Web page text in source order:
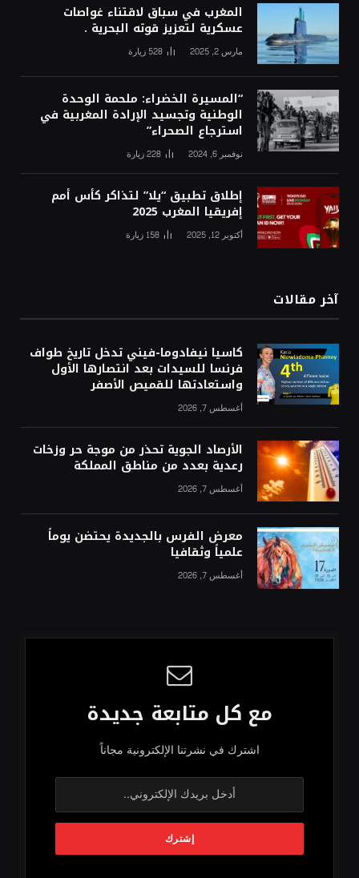
المغرب في سباق لاقتناء غواصات
عسكرية لتعزيز قوته البحرية .
مارس 2, 2025 528 زيارة
“المسيرة الخضراء: ملحمة الوحدة
الوطنية وتجسيد الإرادة المغربية في
استرجاع الصحراء”
نوفمبر 6, 2024 228زيارة
إطلاق تطبيق “يلا” لتذاكر كأس أمم
إفريقيا المغرب 2025
أكتوبر 12, 2025 158 زيارة
آخر مقالات
كاسيا نيفادوما-فيني تدخل تاريخ طواف
فرنسا للسيدات بعد انتصارها الأول
واستعادتها للقميص الأصفر
أغسطس 7, 2026
الأرصاد الجوية تحذر من موجة حر وزخات
رعدية بعدد من مناطق المملكة
أغسطس 7, 2026
معرض الفرس بالجديدة يحتضن يوماً
علمياً وثقافيا
أغسطس 7, 2026
مع كل متابعة جديدة
اشترك في نشرتنا الإلكترونية مجاناً